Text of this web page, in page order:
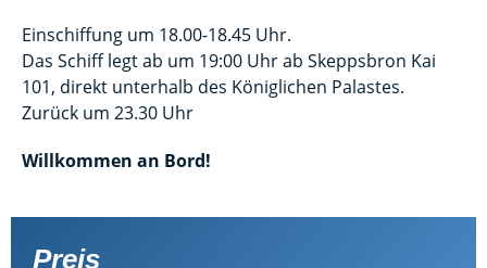
Einschiffung um 18.00-18.45 Uhr.
Das Schiff legt ab um 19:00 Uhr ab Skeppsbron Kai
101, direkt unterhalb des Königlichen Palastes.
Zurück um 23.30 Uhr
Willkommen an Bord!
Preis